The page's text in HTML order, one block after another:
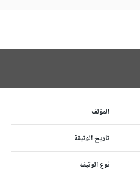
المؤلف
تاريخ الوثيقة
نوع الوثيقة